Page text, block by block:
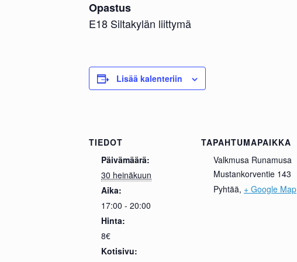
Opastus
E18 Siltakylän liittymä
Lisää kalenteriin
TIEDOT
Päivämäärä:
30 heinäkuun
Aika:
17:00 - 20:00
Hinta:
8€
Kotisivu:
TAPAHTUMAPAIKKA
Valkmusa Runamusa
Mustankorventie 143
Pyhtää, + Google Map